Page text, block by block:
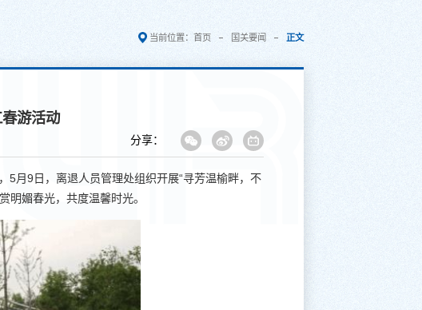
当前位置： 首页 国关要闻 正文
游活动
分享：
5月9日，离退人员管理处组织开展“寻芳温榆畔，不
明媚春光，共度温馨时光。